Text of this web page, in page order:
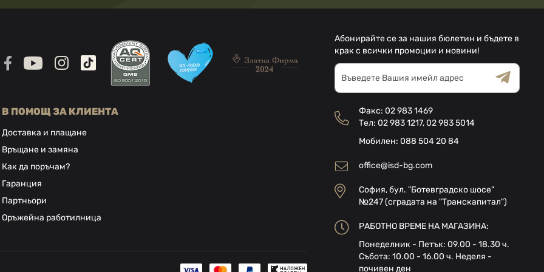
Абонирайте се за нашия бюлетин и бъдете в
крак с всички промоции и новини!
Абонирай
се
за
е-
бюлетин:
Общи условия
Декларацията за
поверителност
В ПОМОЩ ЗА КЛИЕНТА
Доставка и плащане
Връщане и замяна
Как да поръчам?
Гаранция
Партньори
Оръжейна работилница
Факс:02 983 1469
Тел:02 983 1217,02 983 5014
Мобилен:088 504 20 84
office@isd-bg.com
София, бул. "Ботевградско шосе"
№247 (сградата на "Транскапитал")
РАБОТНО ВРЕМЕ НА МАГАЗИНА:
Понеделник - Петък: 09.00 - 18.30 ч.
Събота: 10.00 - 16.00 ч. Неделя -
почивен ден